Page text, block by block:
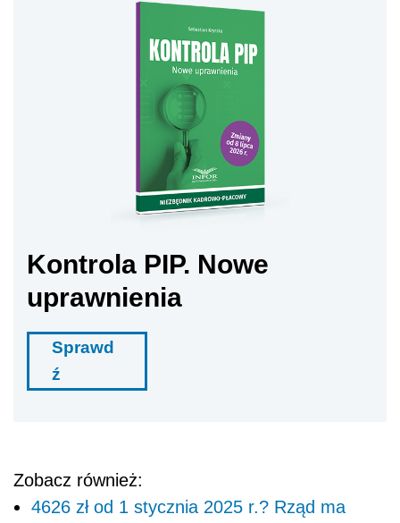
Kontrola PIP. Nowe
uprawnienia
Sprawd
ź
Zobacz również:
4626 zł od 1 stycznia 2025 r.? Rząd ma